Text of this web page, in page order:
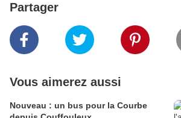
Partager
Vous aimerez aussi
Nouveau : un bus pour la Courbe